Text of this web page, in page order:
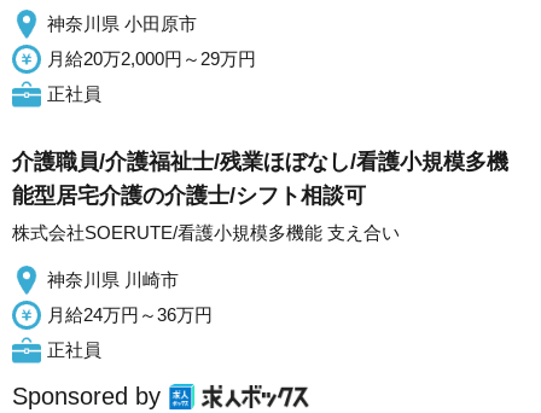
神奈川県 小田原市
月給20万2,000円～29万円
正社員
介護職員/介護福祉士/残業ほぼなし/看護小規模多機
能型居宅介護の介護士/シフト相談可
株式会社SOERUTE/看護小規模多機能 支え合い
神奈川県 川崎市
月給24万円～36万円
正社員
Sponsored by